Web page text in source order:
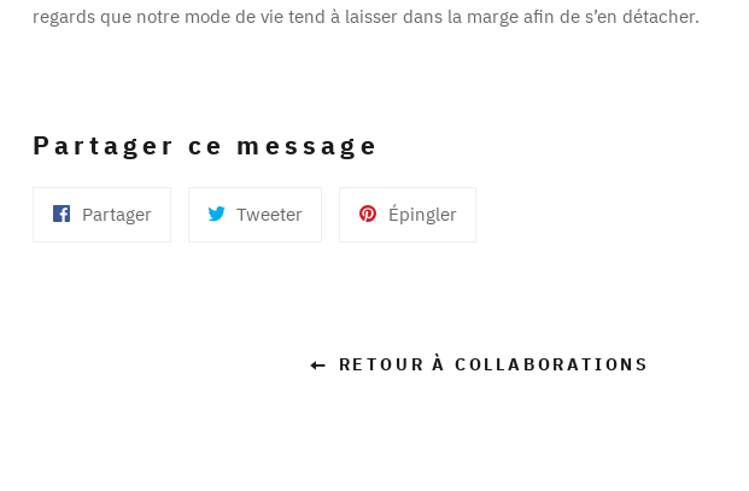
regards que notre mode de vie tend à laisser dans la marge afin de s’en détacher.
Partager ce message
PartagerPartager
TweeterTweeter
ÉpinglerÉpingler
RETOUR À COLLABORATIONS